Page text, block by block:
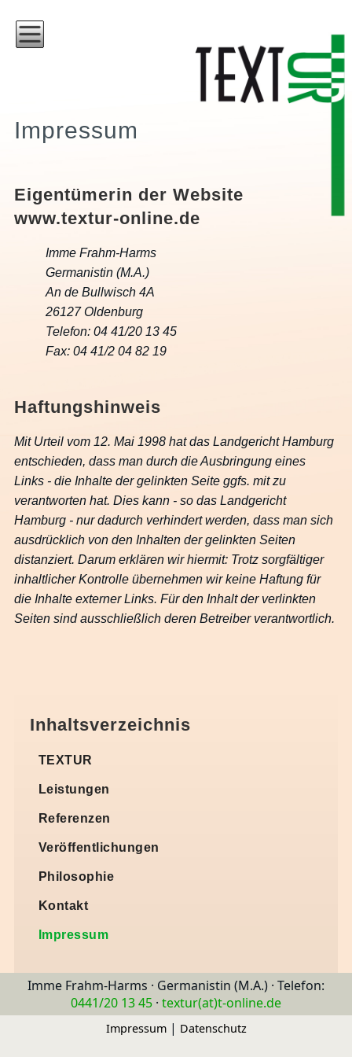
Impressum
Eigentümerin der Website
www.textur-online.de
Imme Frahm-Harms
Germanistin (M.A.)
An de Bullwisch 4A
26127 Oldenburg
Telefon: 04 41/20 13 45
Fax: 04 41/2 04 82 19
Haftungshinweis
Mit Urteil vom 12. Mai 1998 hat das Landgericht Hamburg
entschieden, dass man durch die Ausbringung eines
Links - die Inhalte der gelinkten Seite ggfs. mit zu
verantworten hat. Dies kann - so das Landgericht
Hamburg - nur dadurch verhindert werden, dass man sich
ausdrücklich von den Inhalten der gelinkten Seiten
distanziert. Darum erklären wir hiermit: Trotz sorgfältiger
inhaltlicher Kontrolle übernehmen wir keine Haftung für
die Inhalte externer Links. Für den Inhalt der verlinkten
Seiten sind ausschließlich deren Betreiber verantwortlich.
Inhaltsverzeichnis
TEXTUR
Leistungen
Referenzen
Veröffentlichungen
Philosophie
Kontakt
Impressum
Imme Frahm-Harms · Germanistin (M.A.) · Telefon:
0441/20 13 45 · textur(at)t-online.de
Impressum| Datenschutz